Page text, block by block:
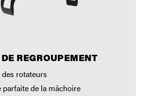
REGROUPEMENT
rotateurs
parfaite de la mâchoire